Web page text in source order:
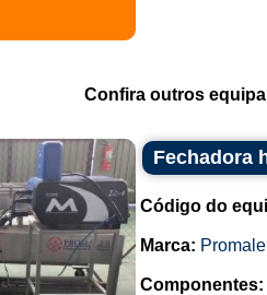
Confira outros
Fechadora
Código do
Marca:
Componentes: